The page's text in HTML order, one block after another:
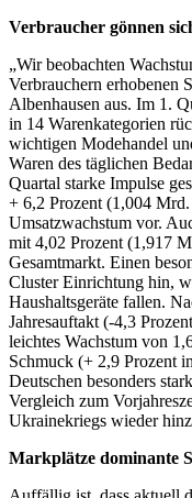
Verbraucher gönnen
„Wir beobachten
Verbrauchern erhobenen
Albenhausen aus. Im 1.
in 14 Warenkategorien
wichtigen Modehandel
Waren des täglichen
Quartal starke Impulse
+ 6,2 Prozent (1,004
Umsatzwachstum vor.
mit 4,02 Prozent (1,917
Gesamtmarkt. Einen
Cluster Einrichtung hin,
Haushaltsgeräte fallen.
Jahresauftakt (-4,3
leichtes Wachstum von
Schmuck (+ 2,9 Prozent
Deutschen besonders
Vergleich zum
Ukrainekriegs wieder
Markplätze dominante